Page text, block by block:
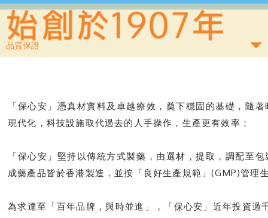
品質保證
「保心安」憑真材實料及卓越療效，奠下穩固的基礎，隨
現代化，科技設施取代過去的人手操作，生產更有效率；
「保心安」堅持以傳統方式製藥，由選材，提取，調配至
成藥產品皆於香港製造，並按「良好生產規範」(GMP)管理
為求達至「百年品牌，與時並進」，「保心安」近年投資